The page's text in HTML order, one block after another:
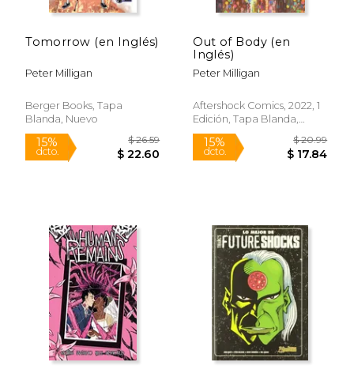
15% 15%
Tomorrow (en Inglés)
Peter Milligan
Berger Books, Tapa
Blanda, Nuevo
Out of Body (en
Inglés)
Peter Milligan
Aftershock Comics, 2022, 1
Edición, Tapa Blanda,
Nuevo